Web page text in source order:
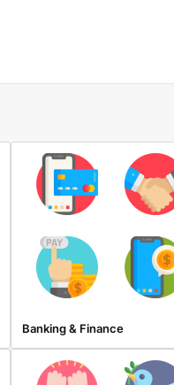
Banking & Finance